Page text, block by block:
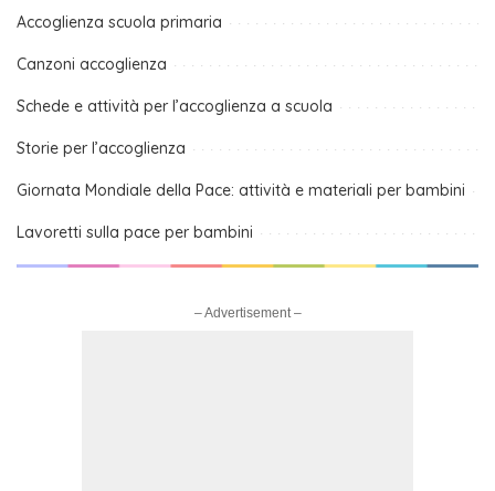
Accoglienza scuola primaria
Canzoni accoglienza
Schede e attività per l’accoglienza a scuola
Storie per l’accoglienza
Giornata Mondiale della Pace: attività e materiali per bambini
Lavoretti sulla pace per bambini
– Advertisement –